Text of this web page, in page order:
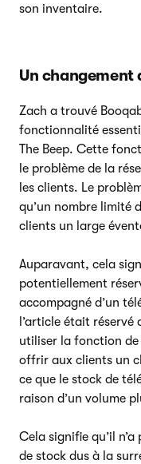
son inventaire.
Un changement
Zach a trouvé
fonctionnalité
The Beep. Cette
le problème de la
les clients. Le
qu’un nombre limité
clients un large
Auparavant, cela
potentiellement
accompagné d’un
l’article était
utiliser la fonction
offrir aux clients un
ce que le stock de
raison d’un volume
Cela signifie qu’il
de stock dus à la